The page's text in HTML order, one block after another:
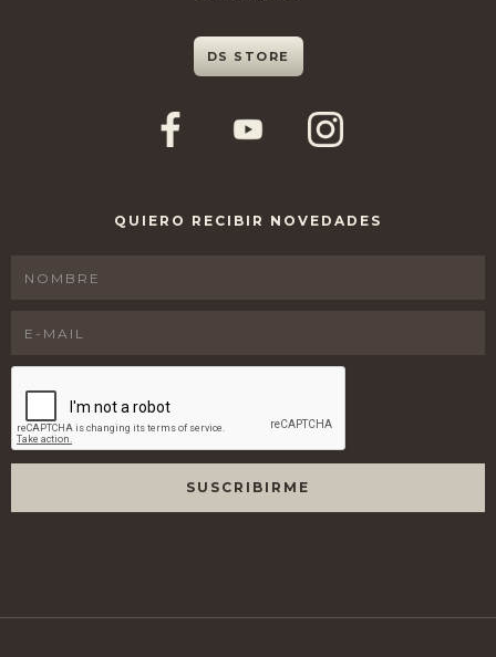
DS STORE
QUIERO RECIBIR NOVEDADES